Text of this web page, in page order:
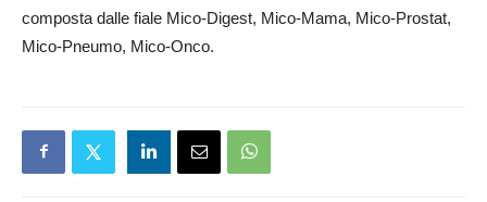
composta dalle fiale Mico-Digest, Mico-Mama, Mico-Prostat,
Mico-Pneumo, Mico-Onco.